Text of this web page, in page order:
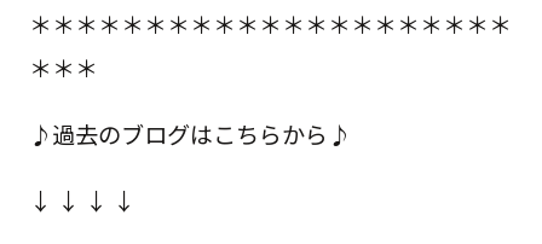
＊＊＊＊＊＊＊＊＊＊＊＊＊＊＊＊＊＊＊＊＊
＊＊＊
♪過去のブログはこちらから♪
↓ ↓ ↓ ↓